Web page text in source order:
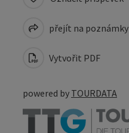
přejít na poznámky
Vytvořit PDF
powered by TOURDATA